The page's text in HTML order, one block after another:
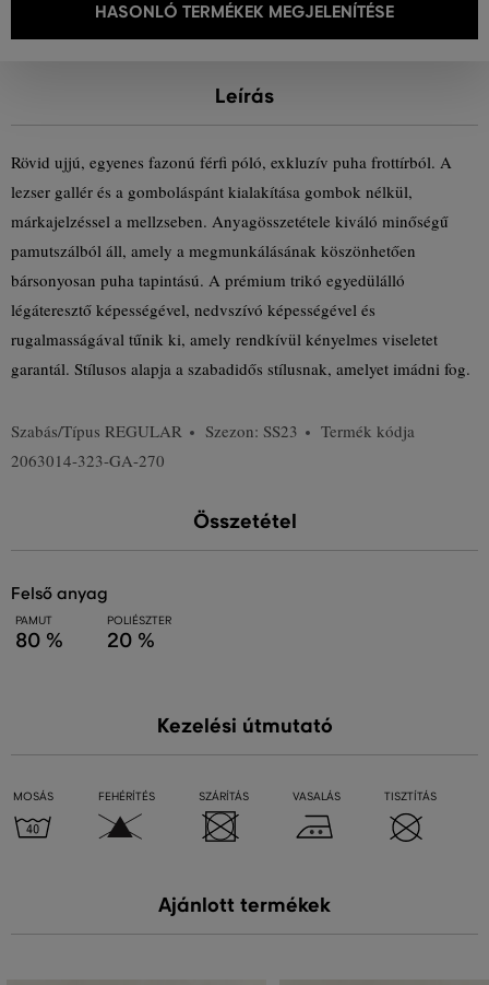
HASONLÓ TERMÉKEK MEGJELENÍTÉSE
Leírás
Rövid ujjú, egyenes fazonú férfi póló, exkluzív puha frottírból. A
lezser gallér és a gomboláspánt kialakítása gombok nélkül,
márkajelzéssel a mellzseben. Anyagösszetétele kiváló minőségű
pamutszálból áll, amely a megmunkálásának köszönhetően
bársonyosan puha tapintású. A prémium trikó egyedülálló
légáteresztő képességével, nedvszívó képességével és
rugalmasságával tűnik ki, amely rendkívül kényelmes viseletet
garantál. Stílusos alapja a szabadidős stílusnak, amelyet imádni fog.
Szabás/Típus REGULAR Szezon: SS23
Termék kódja
2063014-323-GA-270
Összetétel
felső anyag
PAMUT
80 %
POLIÉSZTER
20 %
Kezelési útmutató
MOSÁS FEHÉRÍTÉS SZÁRÍTÁS VASALÁS TISZTÍTÁS
Ajánlott termékek